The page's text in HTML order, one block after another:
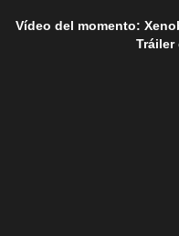
Vídeo del momento:
Tráiler